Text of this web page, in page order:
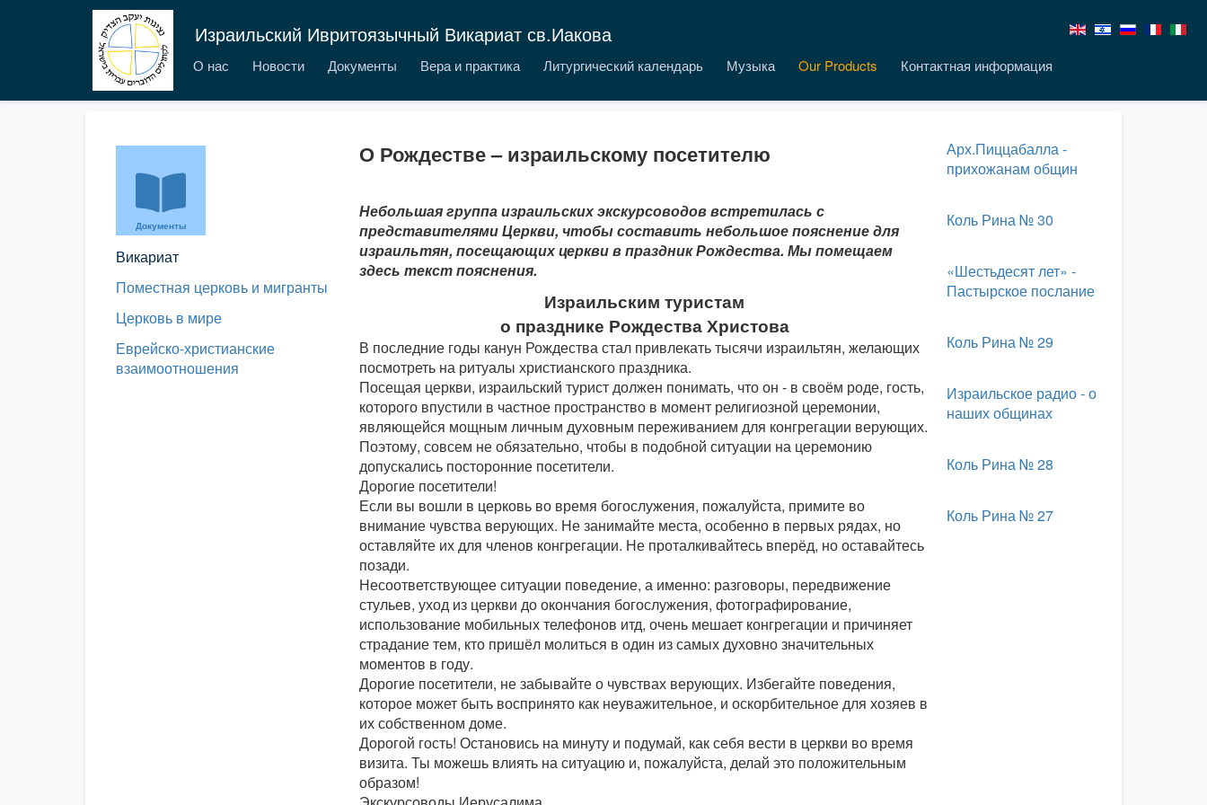
Израильский Ивритоязычный Викариат св.Иакова
О нас Новости Документы Вера и практика Литургический календарь Музыка Our Products Контактная информация
Документы
Викариат
Поместная церковь и мигранты
Церковь в мире
Еврейско-христианские
взаимоотношения
О Рождестве – израильскому посетителю
Небольшая группа израильских экскурсоводов встретилась с
представителями Церкви, чтобы составить небольшое пояснение для
израильтян, посещающих церкви в праздник Рождества. Мы помещаем
здесь текст пояснения.
Израильским туристам
о празднике Рождества Христова
В последние годы канун Рождества стал привлекать тысячи израильтян, желающих
посмотреть на ритуалы христианского праздника.
Посещая церкви, израильский турист должен понимать, что он - в своём роде, гость,
которого впустили в частное пространство в момент религиозной церемонии,
являющейся мощным личным духовным переживанием для конгрегации верующих.
Поэтому, совсем не обязательно, чтобы в подобной ситуации на церемонию
допускались посторонние посетители.
Дорогие посетители!
Если вы вошли в церковь во время богослужения, пожалуйста, примите во
внимание чувства верующих. Не занимайте места, особенно в первых рядах, но
оставляйте их для членов конгрегации. Не проталкивайтесь вперёд, но оставайтесь
позади.
Несоответствующее ситуации поведение, а именно: разговоры, передвижение
стульев, уход из церкви до окончания богослужения, фотографирование,
использование мобильных телефонов итд, очень мешает конгрегации и причиняет
страдание тем, кто пришёл молиться в один из самых духовно значительных
моментов в году.
Дорогие посетители, не забывайте о чувствах верующих. Избегайте поведения,
которое может быть воспринято как неуважительное, и оскорбительное для хозяев в
их собственном доме.
Дорогой гость! Остановись на минуту и подумай, как себя вести в церкви во время
визита. Ты можешь влиять на ситуацию и, пожалуйста, делай это положительным
образом!
Арх.Пиццабалла -
прихожанам общин
Коль Рина № 30
«Шестьдесят лет» -
Пастырское послание
Коль Рина № 29
Израильское радио - о
наших общинах
Коль Рина № 28
Коль Рина № 27